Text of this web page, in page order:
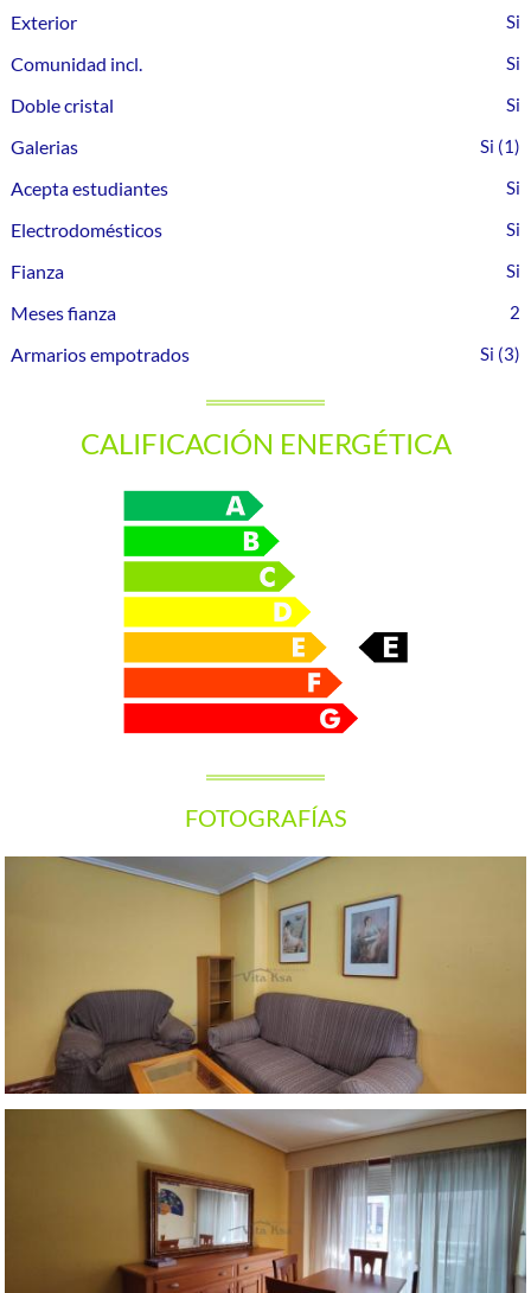
Exterior
Comunidad incl.
Doble cristal
Galerias
(1)
Acepta estudiantes
Electrodomésticos
Fianza
Meses fianza
2
Armarios empotrados (3)
CALIFICACIÓN ENERGÉTICA
FOTOGRAFÍAS